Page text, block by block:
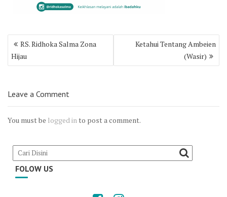
Post
navigation
RS. Ridhoka Salma Zona
Hijau
Ketahui Tentang Ambeien
(Wasir)
Leave a Comment
You must be logged in to post a comment.
FOLOW US